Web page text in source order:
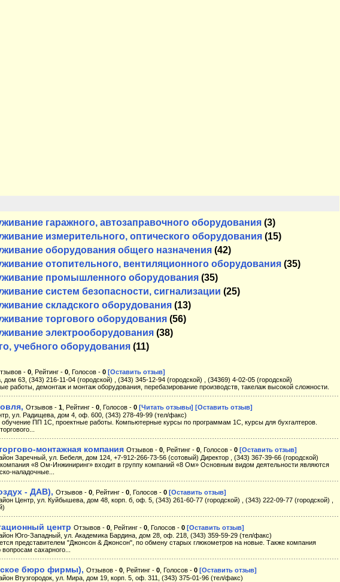
гаражного, автозаправочного оборудования (3)
измерительного, оптического оборудования (15)
оборудования общего назначения (42)
отопительного, вентиляционного оборудования (35)
промышленного оборудования (35)
систем безопасности, сигнализации (25)
складского оборудования (13)
торгового оборудования (56)
электрооборудования (38)
учебного оборудования (11)
- 0 , Рейтинг - 0 , Голосов - 0 [Оставить отзыв]
дом 63, (343) 216-11-04 (городской) , (343) 345-12-94 (городской) , (34369) 4-02-05 (городской)
работы, демонтаж и монтаж оборудования, перебазирование производств, такелаж высокой сложности.
Отзывов - 1 , Рейтинг - 0 , Голосов - 0 [Читать отзывы] [Оставить отзыв]
ул. Радищева, дом 4, оф. 600, (343) 278-49-99 (тел/факс)
ПП 1С, проектные работы. Компьютерные курсы по программам 1C, курсы для бухгалтеров.
монтажная компания Отзывов - 0 , Рейтинг - 0 , Голосов - 0 [Оставить отзыв]
Заречный, ул. Бебеля, дом 124, +7-912-266-73-56 (сотовый) Директор , (343) 367-39-66 (городской)
«8 Ом-Инжиниринг» входит в группу компаний «8 Ом» Основным видом деятельности являются
наладочные...
- ДАВ), Отзывов - 0 , Рейтинг - 0 , Голосов - 0 [Оставить отзыв]
Центр, ул. Куйбышева, дом 48, корп. б, оф. 5, (343) 261-60-77 (городской) , (343) 222-09-77 (городской) ,
центр Отзывов - 0 , Рейтинг - 0 , Голосов - 0 [Оставить отзыв]
Юго-Западный, ул. Академика Бардина, дом 28, оф. 218, (343) 359-59-29 (тел/факс)
представителем "Джонсон & Джонсон", по обмену старых глюкометров на новые. Также компания
сахарного...
бюро фирмы), Отзывов - 0 , Рейтинг - 0 , Голосов - 0 [Оставить отзыв]
Втузгородок, ул. Мира, дом 19, корп. 5, оф. 311, (343) 375-01-96 (тел/факс)